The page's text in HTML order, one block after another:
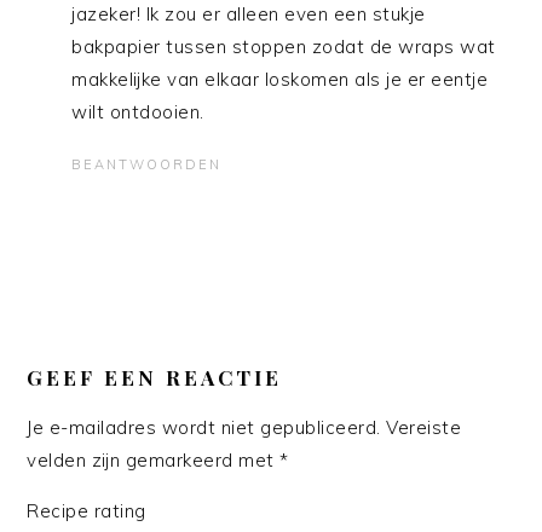
jazeker! Ik zou er alleen even een stukje
bakpapier tussen stoppen zodat de wraps wat
makkelijke van elkaar loskomen als je er eentje
wilt ontdooien.
BEANTWOORDEN
GEEF EEN REACTIE
Je e-mailadres wordt niet gepubliceerd. Vereiste
velden zijn gemarkeerd met*
Recipe rating